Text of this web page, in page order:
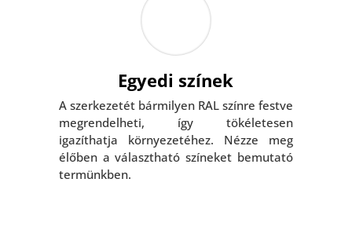
Egyedi színek
A szerkezetét bármilyen RAL színre festve
megrendelheti, így tökéletesen
igazíthatja környezetéhez. Nézze meg
élőben a választható színeket bemutató
termünkben.